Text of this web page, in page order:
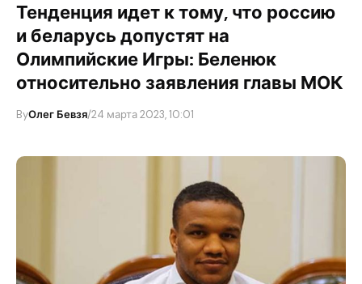
Тенденция идет к тому, что россию
и беларусь допустят на
Олимпийские Игры: Беленюк
относительно заявления главы МОК
ByОлег Бевзя/24 марта 2023, 10:01